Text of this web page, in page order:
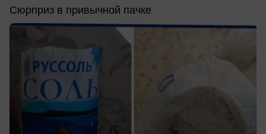
Сюрприз в привычной пачке